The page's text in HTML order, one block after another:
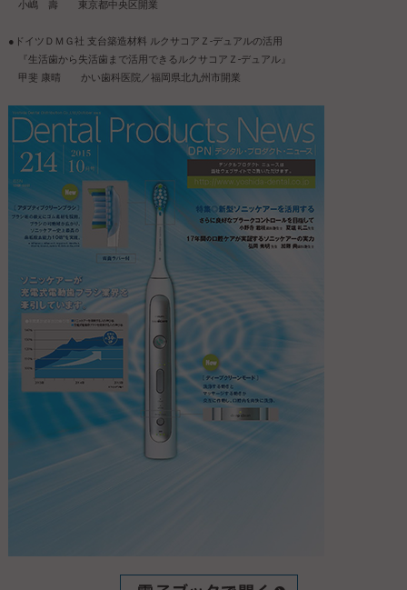
小嶋 壽 東京都中央区開業
●ドイツＤＭＧ社 支台築造材料 ルクサコアＺ-デュアルの活用
『生活歯から失活歯まで活用できるルクサコアＺ-デュアル』
甲斐 康晴 かい歯科医院／福岡県北九州市開業